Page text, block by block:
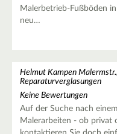
Malerbetrieb-Fußböden
neu…
Helmut Kampen
Reparaturverglasungen
Keine Bewertungen
Auf der Suche nach
Malerarbeiten - ob privat